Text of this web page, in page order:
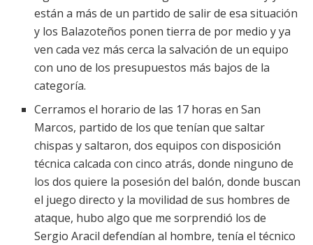
están a más de un partido de salir de esa situación
y los Balazoteños ponen tierra de por medio y ya
ven cada vez más cerca la salvación de un equipo
con uno de los presupuestos más bajos de la
categoría.
Cerramos el horario de las 17 horas en San
Marcos, partido de los que tenían que saltar
chispas y saltaron, dos equipos con disposición
técnica calcada con cinco atrás, donde ninguno de
los dos quiere la posesión del balón, donde buscan
el juego directo y la movilidad de sus hombres de
ataque, hubo algo que me sorprendió los de
Sergio Aracil defendían al hombre, tenía el técnico